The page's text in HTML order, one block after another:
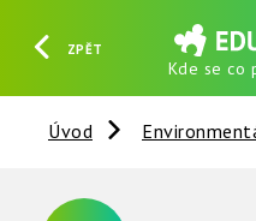
ZPĚT
Kde se co
HLEDAT
Úvod